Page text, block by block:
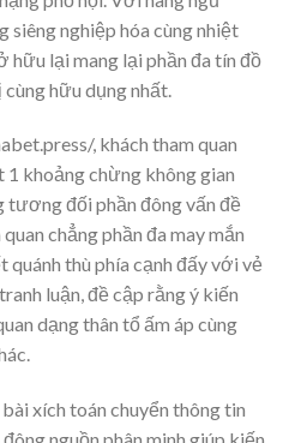
siêng nghiệp hóa cùng nhiệt
hữu lại mang lại phần đa tín đồ
hữu dụng nhất.
, khách tham quan
khoảng chừng không gian
tương đối phần đông vấn đề
chẳng phần đa may mắn
quánh thù phía cạnh đấy với vẻ
luận, đề cập rằng ý kiến
dạng thân tổ ấm áp cùng
xích toán chuyển thông tin